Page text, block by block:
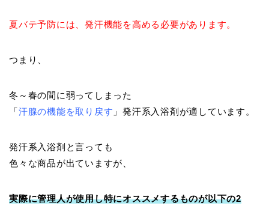
夏バテ予防には、発汗機能を高める必要があります。
つまり、
冬～春の間に弱ってしまった
「汗腺の機能を取り戻す 」発汗系入浴剤が適しています。
発汗系入浴剤と言っても
色々な商品が出ていますが、
実際に管理人が使用し特にオススメするものが以下の2